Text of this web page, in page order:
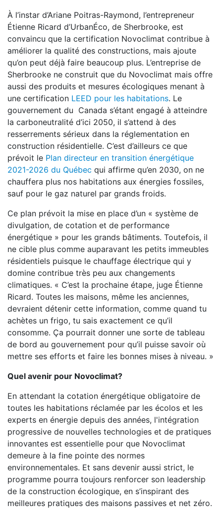
À l’instar d’Ariane Poitras-Raymond, l’entrepreneur
Étienne Ricard d’UrbanÉco, de Sherbrooke, est
convaincu que la certification Novoclimat contribue à
améliorer la qualité des constructions, mais ajoute
qu’on peut déjà faire beaucoup plus. L’entreprise de
Sherbrooke ne construit que du Novoclimat mais offre
aussi des produits et mesures écologiques menant à
une certification LEED pour les habitations. Le
gouvernement du Canada s’étant engagé à atteindre
la carboneutralité d’ici 2050, il s’attend à des
resserrements sérieux dans la réglementation en
construction résidentielle. C’est d’ailleurs ce que
prévoit le Plan directeur en transition énergétique
2021-2026 du Québec qui affirme qu’en 2030, on ne
chauffera plus nos habitations aux énergies fossiles,
sauf pour le gaz naturel par grands froids.
Ce plan prévoit la mise en place d’un « système de
divulgation, de cotation et de performance
énergétique » pour les grands bâtiments. Toutefois, il
ne cible plus comme auparavant les petits immeubles
résidentiels puisque le chauffage électrique qui y
domine contribue très peu aux changements
climatiques. « C’est la prochaine étape, juge Étienne
Ricard. Toutes les maisons, même les anciennes,
devraient détenir cette information, comme quand tu
achètes un frigo, tu sais exactement ce qu’il
consomme. Ça pourrait donner une sorte de tableau
de bord au gouvernement pour qu’il puisse savoir où
mettre ses efforts et faire les bonnes mises à niveau. »
Quel avenir pour Novoclimat?
En attendant la cotation énergétique obligatoire de
toutes les habitations réclamée par les écolos et les
experts en énergie depuis des années, l'intégration
progressive de nouvelles technologies et de pratiques
innovantes est essentielle pour que Novoclimat
demeure à la fine pointe des normes
environnementales. Et sans devenir aussi strict, le
programme pourra toujours renforcer son leadership
de la construction écologique, en s’inspirant des
meilleures pratiques des maisons passives et net zéro.